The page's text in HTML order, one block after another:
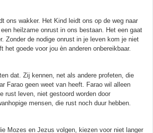
ons wakker. Het Kind leidt ons op de weg naar
heilzame onrust in ons bestaan. Het een gaat
Zonder de nodige onrust in je leven kom je niet
het goede voor jou èn anderen onbereikbaar.
dat. Zij kennen, net als andere profeten, die
Farao geen weet van heeft. Farao wil alleen
rust leven, niet gestoord worden door
mensen, die rust noch duur hebben.
Mozes en Jezus volgen, kiezen voor niet langer